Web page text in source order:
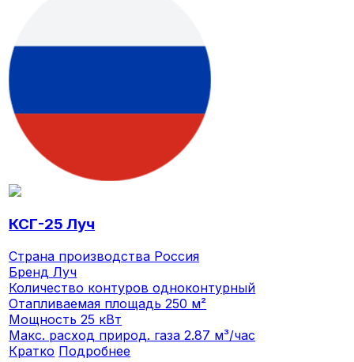
КСГ-25 Луч
Страна производства Россия
БрендЛуч
Количество контуроводноконтурный
Отапливаемая площадь250 м²
Мощность25 кВт
Макс. расход природ. газа2.87 м³/час
Кратко Подробнее